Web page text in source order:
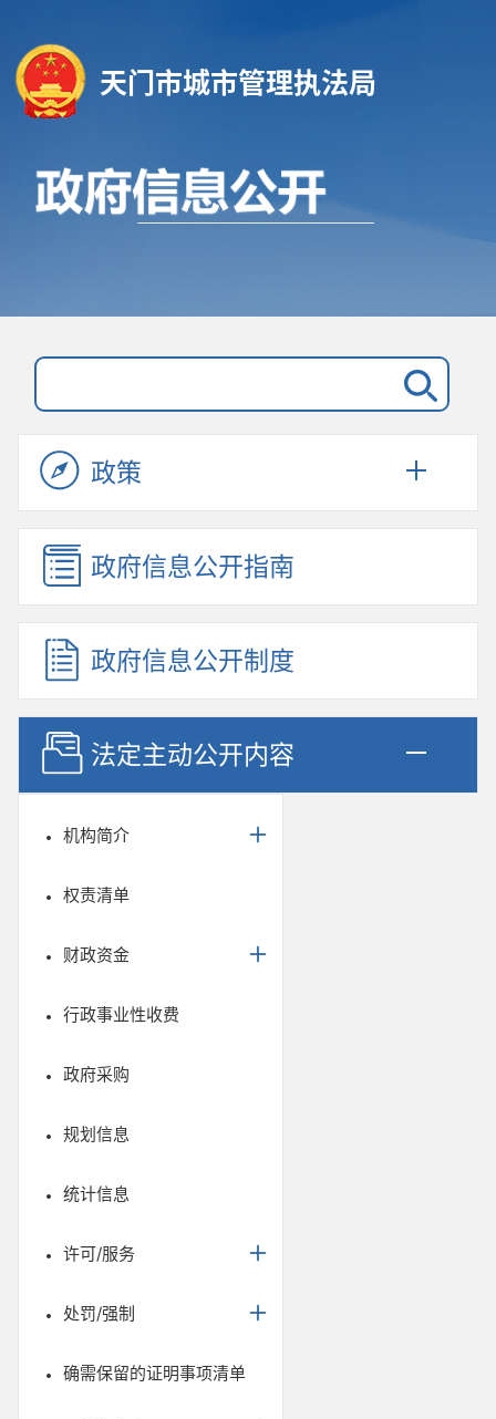
天门市城市管理执法局
政策
政府信息公开指南
政府信息公开制度
法定主动公开内容
机构简介
权责清单
财政资金
行政事业性收费
政府采购
规划信息
统计信息
许可/服务
处罚/强制
确需保留的证明事项清单